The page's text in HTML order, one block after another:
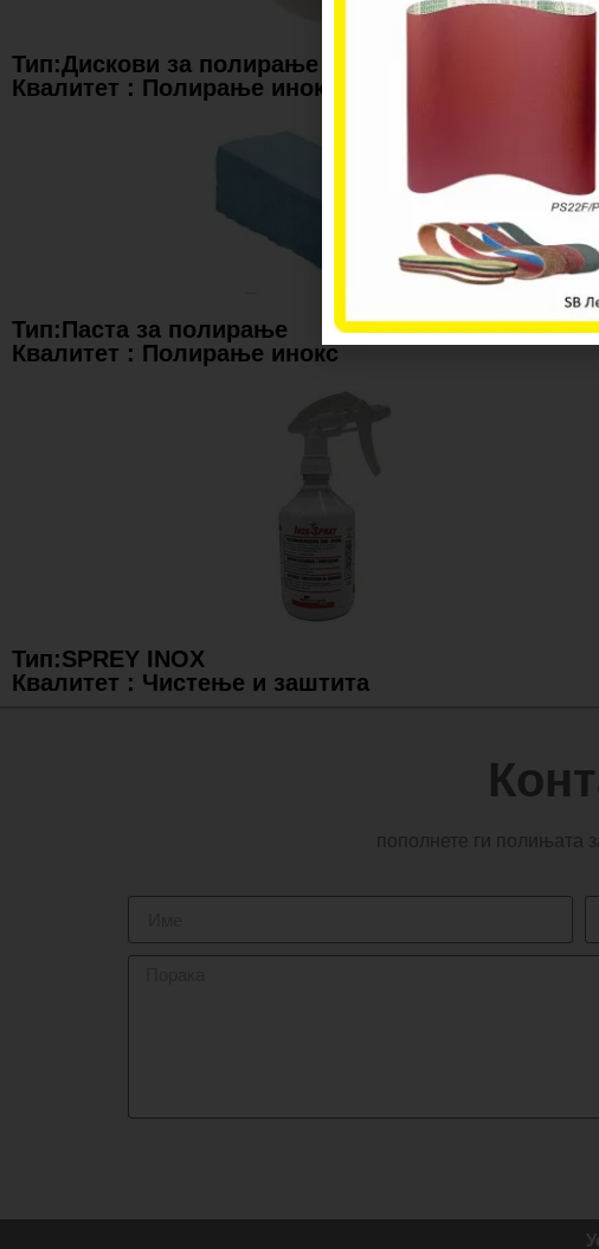
Тип:Дискови за полирање
Квалитет : Полирање инокс
Тип:Паста за полирање
Квалитет : Полирање инокс
Тип:SPREY INOX
Квалитет : Чистење и заштита
пополнете ги полињата